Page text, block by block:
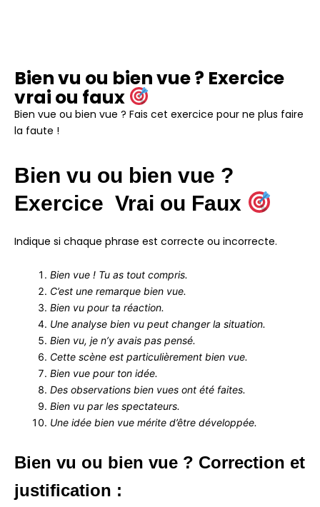
Bien vu ou bien vue ? Exercice
vrai ou faux
Bien vue ou bien vue ? Fais cet exercice pour ne plus faire
la faute !
Bien vu ou bien vue ?
Exercice Vrai ou Faux
Indique si chaque phrase est correcte ou incorrecte.
Bien vue ! Tu as tout compris.
C’est une remarque bien vue.
Bien vu pour ta réaction.
Une analyse bien vu peut changer la situation.
Bien vu, je n’y avais pas pensé.
Cette scène est particulièrement bien vue.
Bien vue pour ton idée.
Des observations bien vues ont été faites.
Bien vu par les spectateurs.
Une idée bien vue mérite d’être développée.
Bien vu ou bien vue ? Correction et
justification :